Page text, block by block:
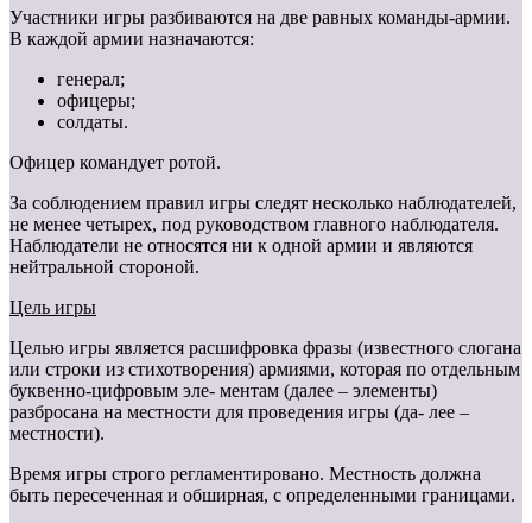
Участники игры разбиваются на две равных команды-армии.
В каждой армии назначаются:
генерал;
офицеры;
солдаты.
Офицер командует ротой.
За соблюдением правил игры следят несколько наблюдателей,
не менее четырех, под руководством главного наблюдателя.
Наблюдатели не относятся ни к одной армии и являются
нейтральной стороной.
Цель игры
Целью игры является расшифровка фразы (известного слогана
или строки из стихотворения) армиями, которая по отдельным
буквенно-цифровым эле- ментам (далее – элементы)
разбросана на местности для проведения игры (да- лее –
местности).
Время игры строго регламентировано. Местность должна
быть пересеченная и обширная, с определенными границами.